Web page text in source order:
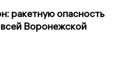
ракетную опасность
Воронежской